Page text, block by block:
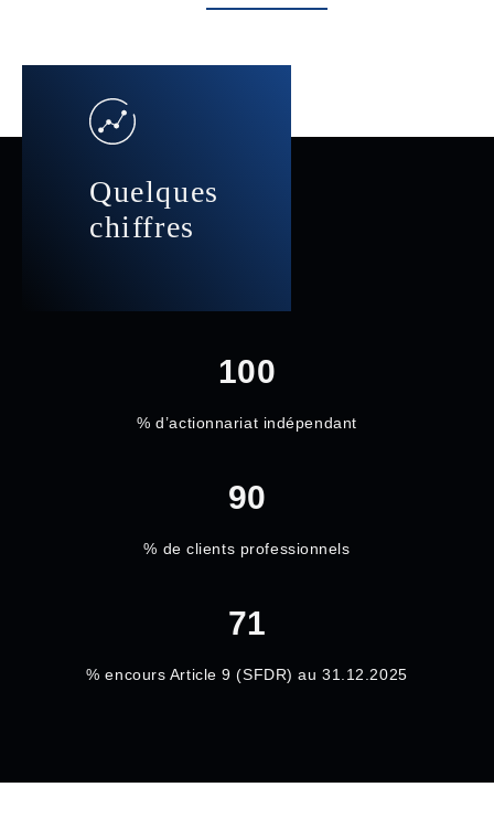
Quelques
chiffres
100
% d’actionnariat indépendant
90
% de clients professionnels
71
% encours Article 9 (SFDR) au 31.12.2025